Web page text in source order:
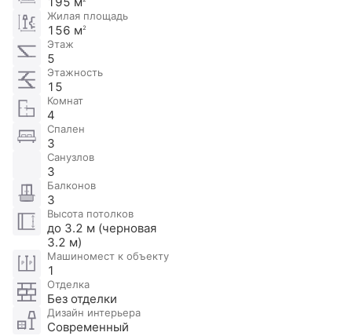
Жилая площадь
156 м2
Этаж
5
Этажность
15
Комнат
4
Спален
3
Санузлов
3
Балконов
3
Высота потолков
до 3.2 м (черновая
3.2 м)
Машиномест к объекту
1
Отделка
Без отделки
Дизайн интерьера
Современный